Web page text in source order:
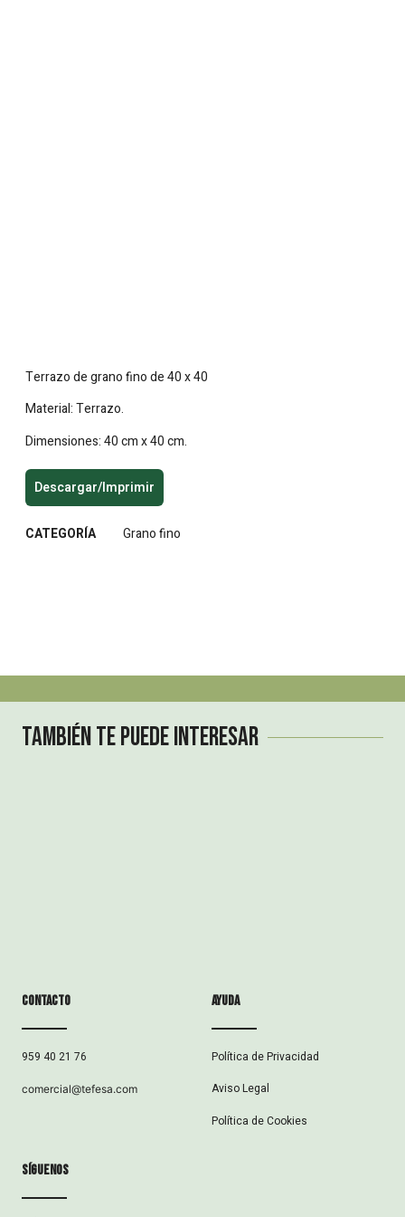
Terrazo de grano fino de 40 x 40
Material: Terrazo.
Dimensiones: 40 cm x 40 cm.
Descargar/Imprimir
CATEGORÍA Grano fino
También te puede interesar
Contacto
959 40 21 76
comercial@tefesa.com
ayuda
Política de Privacidad
Aviso Legal
Política de Cookies
síguenos